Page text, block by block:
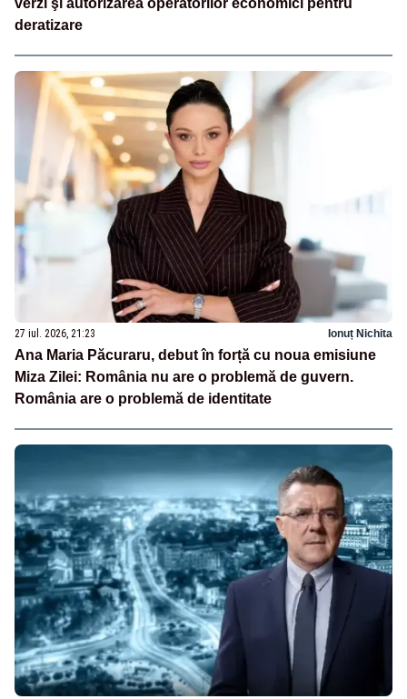
verzi şi autorizarea operatorilor economici pentru
deratizare
27 iul. 2026, 21:23 Ionuț Nichita
Ana Maria Păcuraru, debut în forță cu noua emisiune
Miza Zilei: România nu are o problemă de guvern.
România are o problemă de identitate